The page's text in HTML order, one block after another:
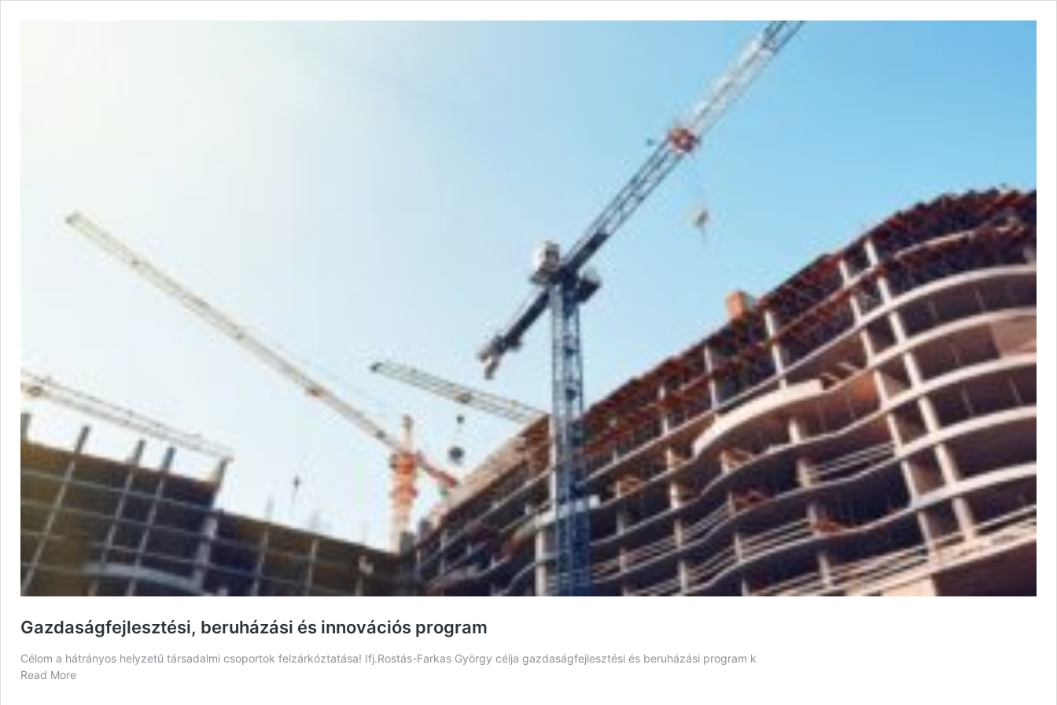
Gazdaságfejlesztési, beruházási és innovációs program
Célom a hátrányos helyzetű társadalmi csoportok felzárkóztatása! Ifj.Rostás-Farkas György célja gazdaságfejlesztési és beruházási program k
Read More